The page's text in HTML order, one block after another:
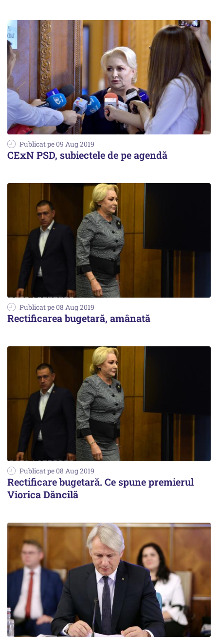
Publicat pe 09 Aug 2019
CExN PSD, subiectele de pe agendă
Publicat pe 08 Aug 2019
Rectificarea bugetară, amânată
Publicat pe 08 Aug 2019
Rectificare bugetară. Ce spune premierul
Viorica Dăncilă